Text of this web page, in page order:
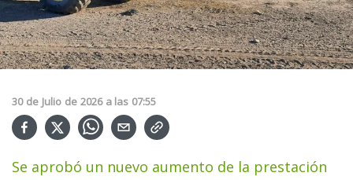
30 de Julio de 2026 a las 07:55
Se aprobó un nuevo aumento de la prestación